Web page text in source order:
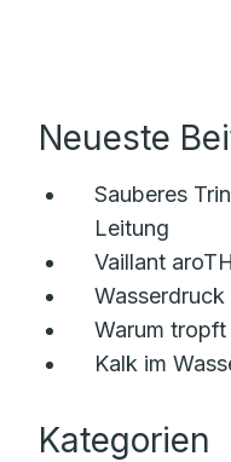
Neueste
Sauberes
Leitung
Vaillant
Wasserdruck
Warum tropft
Kalk im
Kategorien